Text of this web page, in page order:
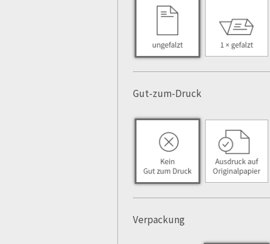
Gut-zum-Druck
Verpackung